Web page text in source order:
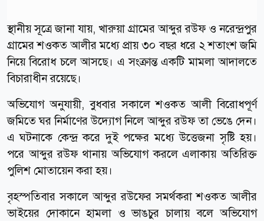
স্থানীয় সূত্রে জানা যায়, খারুয়া গ্রামের আব্দুর রউফ ও নরেন্দ্রপুর
গ্রামের শওকত আলীর মধ্যে প্রায় ৩০ বছর ধরে ২ শতাংশ জমি
নিয়ে বিরোধ চলে আসছে। এ সংক্রান্ত একটি মামলা আদালতে
বিচারাধীন রয়েছে।
অভিযোগ অনুযায়ী, বুধবার সকালে শওকত আলী বিরোধপূর্ণ
জমিতে ঘর নির্মাণের উদ্যোগ নিলে আব্দুর রউফ তা ভেঙে দেন।
এ ঘটনাকে কেন্দ্র করে দুই পক্ষের মধ্যে উত্তেজনা সৃষ্টি হয়।
পরে আব্দুর রউফ থানায় অভিযোগ করলে এলাকায় অতিরিক্ত
পুলিশ মোতায়েন করা হয়।
বৃহস্পতিবার সকালে আব্দুর রউফের সমর্থকরা শওকত আলীর
ভাইয়ের দোকানে হামলা ও ভাঙচুর চালায় বলে অভিযোগ